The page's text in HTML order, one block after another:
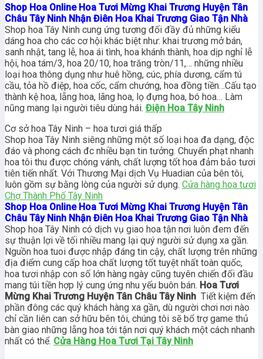
Shop Hoa Online Hoa Tươi Mừng Khai Trương Huyện Tân
Châu Tây Ninh Nhận Điên Hoa Khai Trương Giao Tận Nhà
Shop hoa Tây Ninh cung ứng tương đối đầy đủ những kiểu
dáng hoa cho các cơ hội khác biệt như: khai trương mở bán,
sanh nhật, tang lễ, hoa ái tình, hoa khánh thành, hoa dịp nghỉ lễ
hội, hoa tám/3, hoa 20/10, hoa trăng tròn/11,… những nhiều
loại hoa thông dụng như huê hồng, cúc, phía dương, cẩm tú
cầu, tỏa hồ điệp, hoa cốc, cẩm chướng, hoa đồng tiền…Cấu tạo
thành kệ hoa, lẵng hoa, lãng hoa, lọ đựng hoa, bó hoa… Làm
nũng mang lại người tiêu dùng hái. Điện Hoa Tây Ninh
Cơ sở hoa Tây Ninh – hoa tươi giá thấp
Shop hoa Tây Ninh siêng những một số loại hoa đa dạng, độc
đáo và phong cách đc nhiều bạn tin tưởng. Chuyển phạt nhanh
hoa tôi thu được chóng vánh, chất lượng tốt hoa đảm bảo tươi
tiên tiến nhất. Với Thương Mại dịch Vụ Huadian của bên tôi,
luôn gồm sự bằng lòng của người sử dụng. Cửa hàng hoa tươi
Chợ Thành Phố Tây Ninh
Shop Hoa Online Hoa Tươi Mừng Khai Trương Huyện Tân
Châu Tây Ninh Nhận Điên Hoa Khai Trương Giao Tận Nhà
Shop hoa Tây Ninh có dịch vụ giao hoa tận nơi luôn đem đến
sự thuận lợi về tối nhiều mang lại quý người sử dụng xa gần.
Nguồn hoa tuoi được nhập đáng tin cậy, chất lượng trên những
địa điểm cung cấp hoa chất lượng tốt tuyệt nhất toàn quốc,
hoa tươi nhập con số lớn hàng ngày cũng tuyên chiến đối đầu
mang túi tiền hợp lý cung ứng nhu yếu buôn bán. Hoa Tươi
Mừng Khai Trương Huyện Tân Châu Tây Ninh Tiết kiệm đến
phần đông các quý khách hàng xa gần, dù người chơi nơi nào
chỉ cần liên can sở hữu bên tôi, chúng tôi sẽ bổ trợ game thủ
bàn giao những lẵng hoa tới tận nơi quý khách một cách nhanh
nhất có thể. Cửa Hàng Hoa Tươi Tại Tây Ninh